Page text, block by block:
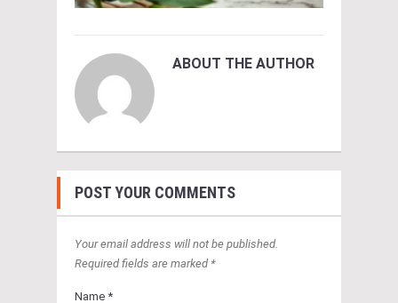
ABOUT THE AUTHOR
POST YOUR COMMENTS
Your email address will not be published.
Required fields are marked *
Name *